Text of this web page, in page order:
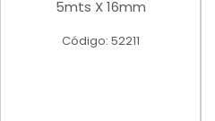
5mts X 16mm
Código: 52211